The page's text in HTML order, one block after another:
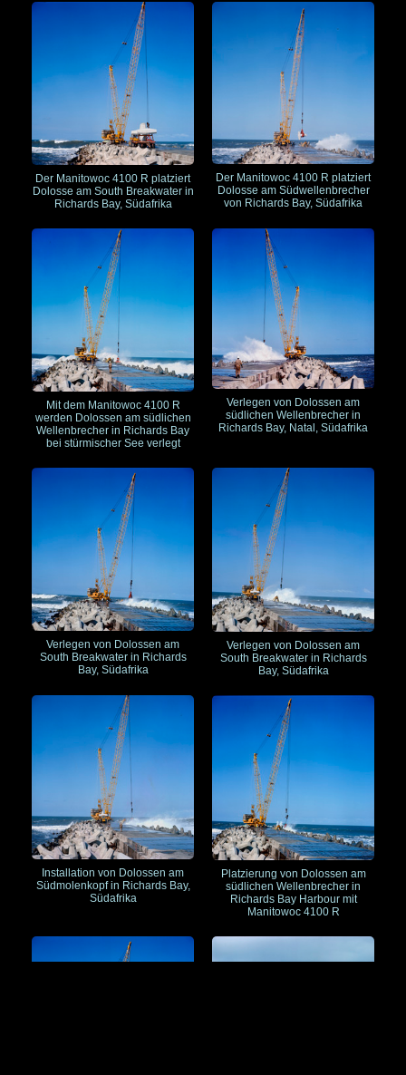
Der Manitowoc 4100 R platziert
Dolosse am South Breakwater in
Richards Bay, Südafrika
Der Manitowoc 4100 R platziert
Dolosse am Südwellenbrecher
von Richards Bay, Südafrika
Mit dem Manitowoc 4100 R
werden Dolossen am südlichen
Wellenbrecher in Richards Bay
bei stürmischer See verlegt
Verlegen von Dolossen am
südlichen Wellenbrecher in
Richards Bay, Natal, Südafrika
Verlegen von Dolossen am
South Breakwater in Richards
Bay, Südafrika
Verlegen von Dolossen am
South Breakwater in Richards
Bay, Südafrika
Installation von Dolossen am
Südmolenkopf in Richards Bay,
Südafrika
Platzierung von Dolossen am
südlichen Wellenbrecher in
Richards Bay Harbour mit
Manitowoc 4100 R